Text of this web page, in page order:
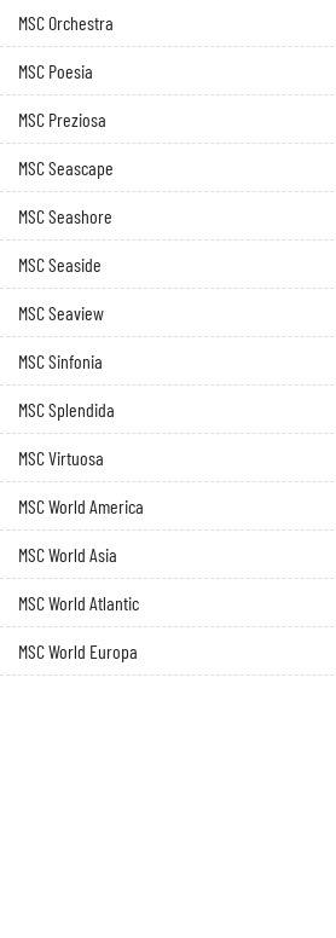
MSC Orchestra
MSC Poesia
MSC Preziosa
MSC Seascape
MSC Seashore
MSC Seaside
MSC Seaview
MSC Sinfonia
MSC Splendida
MSC Virtuosa
MSC World America
MSC World Asia
MSC World Atlantic
MSC World Europa